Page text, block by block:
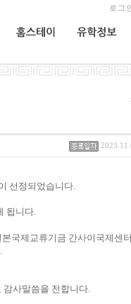
로그
선정되었습니다.
됩니다.
본국제교류기금 간사이국제센
감사말씀을 전합니다.